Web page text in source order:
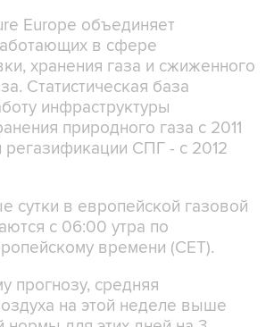
Europe объединяет
в сфере
хранения газа и сжиженного
Статистическая база
инфраструктуры
природного газа с 2011
регазификации СПГ - с 2012
сутки в европейской газовой
c 06:00 утра по
времени (CET).
прогнозу, средняя
на этой неделе выше